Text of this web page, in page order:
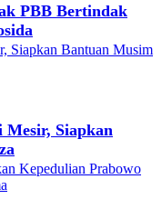
PBB Bertindak
Siapkan